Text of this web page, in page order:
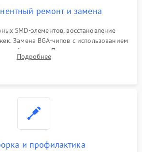
ремонт и замена
SMD-элементов, восстановление
Замена BGA-чипов с использованием
станции. Прошивка микросхемы
поврежденных портов USB
Подробнее
и профилактика